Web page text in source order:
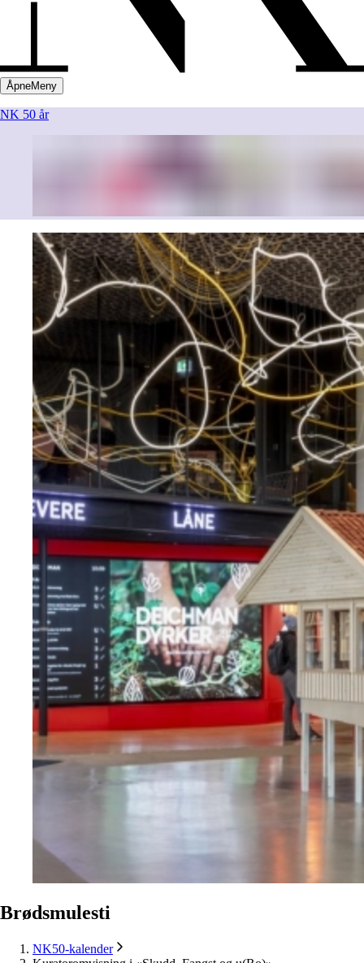
ÅpneMeny
NK 50 år
Brødsmulesti
NK50-kalender